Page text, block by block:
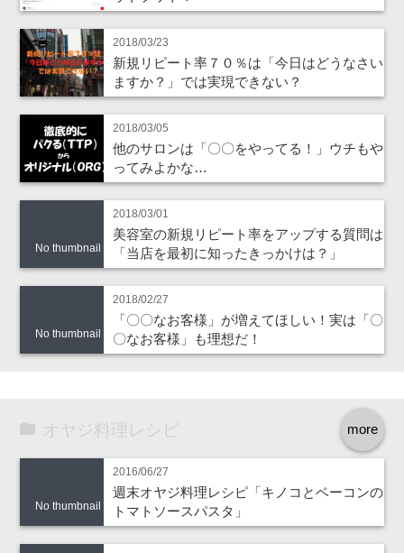
2018/03/23
新規リピート率７０％は「今日はどうなさい
ますか？」では実現できない？
2018/03/05
他のサロンは「〇〇をやってる！」ウチもや
ってみよかな…
No thumbnail
2018/03/01
美容室の新規リピート率をアップする質問は
「当店を最初に知ったきっかけは？」
No thumbnail
2018/02/27
「〇〇なお客様」が増えてほしい！実は「〇
〇なお客様」も理想だ！
more
オヤジ料理レシピ
No thumbnail
2016/06/27
週末オヤジ料理レシピ「キノコとベーコンの
トマトソースパスタ」